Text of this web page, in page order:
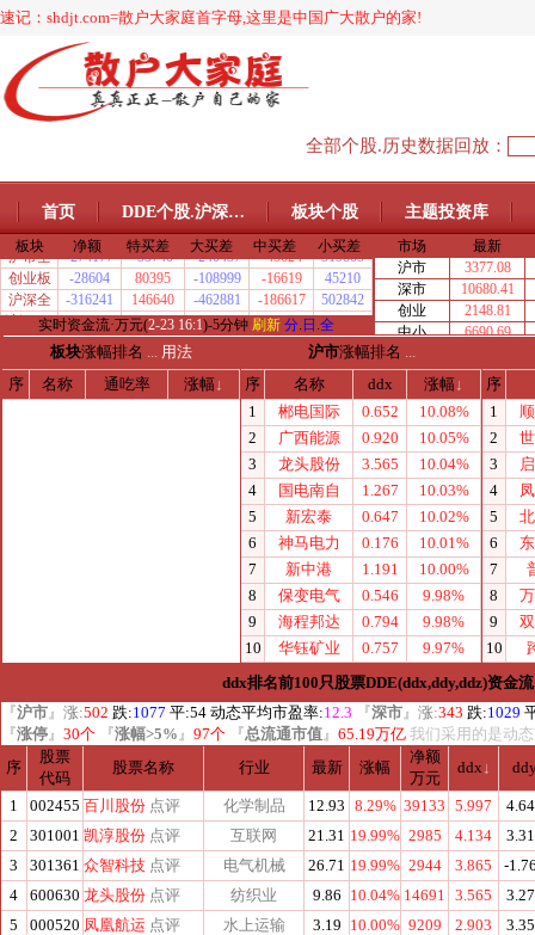
速记：shdjt.com=散户大家庭首字母,这里是中国广大散户的家!
全部个股.历史数据回放：
首页 DDE个股.沪深… 板块个股 主题投资库
板块涨幅排名 ... 用法 沪市涨幅排名 ...
序
名称 通吃率 涨幅↓ 序 名称 ddx 涨幅↓
1
郴电国际 0.652
10.08%
2
广西能源 0.920
10.05%
3
龙头股份 3.565
10.04%
4
国电南自 1.267
10.03%
5
新宏泰 0.647
10.02%
6
神马电力 0.176
10.01%
7
新中港 1.191
10.00%
8
保变电气 0.546
9.98%
9
海程邦达 0.794
9.98%
10
华钰矿业 0.757 9.97%
序
1
2
3
4
5
6
7
8
9
10
ddx排名前100只股票DDE(ddx,ddy,ddz)资金流
『沪市』涨:502 跌:1077 平:54 动态平均市盈率:12.3 『深市』涨:343 跌:1029
『涨停』 30个 『涨幅>5% 』 97个 『总流通市值』 65.19万亿 我们采用的是动
序
股票
代码
股票名称 行业 最新 涨幅
净额
万元
ddx↓
1 002455 百川股份 点评 化学制品 12.93 8.29% 39133 5.997
2
301001 凯淳股份 点评 互联网 21.31 19.99% 2985 4.134
3
301361 众智科技 点评 电气机械 26.71 19.99% 2944 3.865
-
4
600630 龙头股份 点评 纺织业 9.86 10.04% 14691 3.565
5
000520 凤凰航运 点评 水上运输 3.19 10.00% 9209 2.903